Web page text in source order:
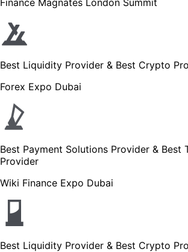
Best Liquidity Provider & Best Crypto
Forex Expo Dubai
Best Payment Solutions Provider & Best
Provider
Wiki Finance Expo Dubai
Best Liquidity Provider & Best Crypto